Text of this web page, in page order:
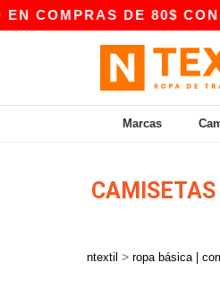
DE 80$ CON EL
Marcas
CAMISETAS
ntextil > ropa básica |